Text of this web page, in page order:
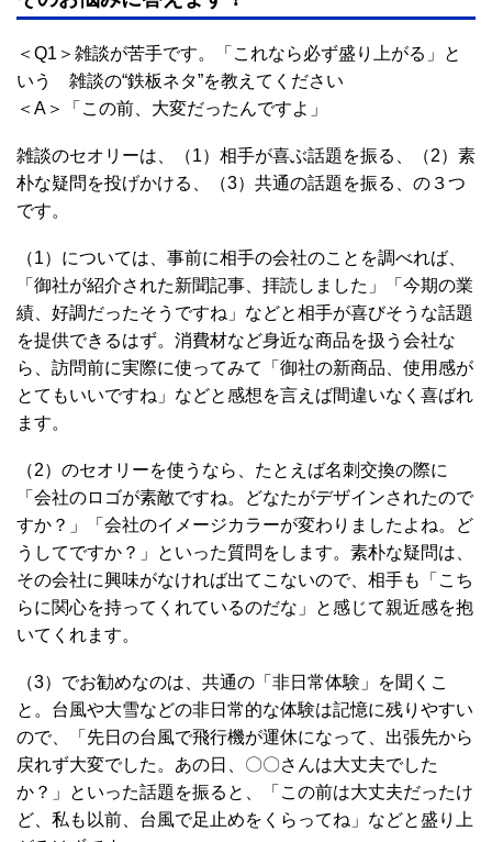
＜Q1＞雑談が苦手です。「これなら必ず盛り上がる」と
いう 雑談の“鉄板ネタ”を教えてください
＜A＞「この前、大変だったんですよ」
雑談のセオリーは、（1）相手が喜ぶ話題を振る、（2）素
朴な疑問を投げかける、（3）共通の話題を振る、の３つ
です。
（1）については、事前に相手の会社のことを調べれば、
「御社が紹介された新聞記事、拝読しました」「今期の業
績、好調だったそうですね」などと相手が喜びそうな話題
を提供できるはず。消費材など身近な商品を扱う会社な
ら、訪問前に実際に使ってみて「御社の新商品、使用感が
とてもいいですね」などと感想を言えば間違いなく喜ばれ
ます。
（2）のセオリーを使うなら、たとえば名刺交換の際に
「会社のロゴが素敵ですね。どなたがデザインされたので
すか？」「会社のイメージカラーが変わりましたよね。ど
うしてですか？」といった質問をします。素朴な疑問は、
その会社に興味がなければ出てこないので、相手も「こち
らに関心を持ってくれているのだな」と感じて親近感を抱
いてくれます。
（3）でお勧めなのは、共通の「非日常体験」を聞くこ
と。台風や大雪などの非日常的な体験は記憶に残りやすい
ので、「先日の台風で飛行機が運休になって、出張先から
戻れず大変でした。あの日、〇〇さんは大丈夫でした
か？」といった話題を振ると、「この前は大丈夫だったけ
ど、私も以前、台風で足止めをくらってね」などと盛り上